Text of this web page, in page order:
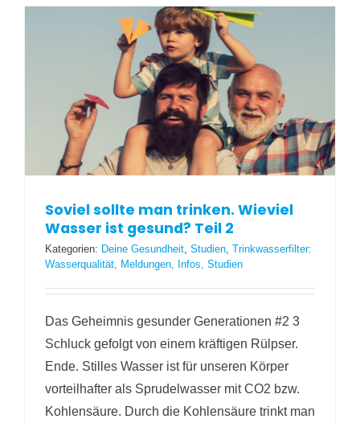
Soviel sollte man trinken. Wieviel
Wasser ist gesund? Teil 2
Kategorien: Deine Gesundheit, Studien, Trinkwasserfilter:
Wasserqualität, Meldungen, Infos, Studien
Das Geheimnis gesunder Generationen #2 3
Schluck gefolgt von einem kräftigen Rülpser.
Ende. Stilles Wasser ist für unseren Körper
vorteilhafter als Sprudelwasser mit CO2 bzw.
Kohlensäure. Durch die Kohlensäure trinkt man